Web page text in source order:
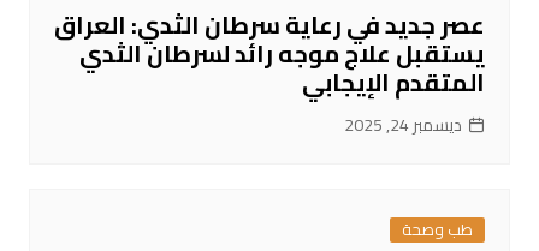
عصر جديد في رعاية سرطان الثدي: العراق
يستقبل علاج موجه رائد لسرطان الثدي
المتقدم الإيجابي
ديسمبر 24, 2025
طب وصحة